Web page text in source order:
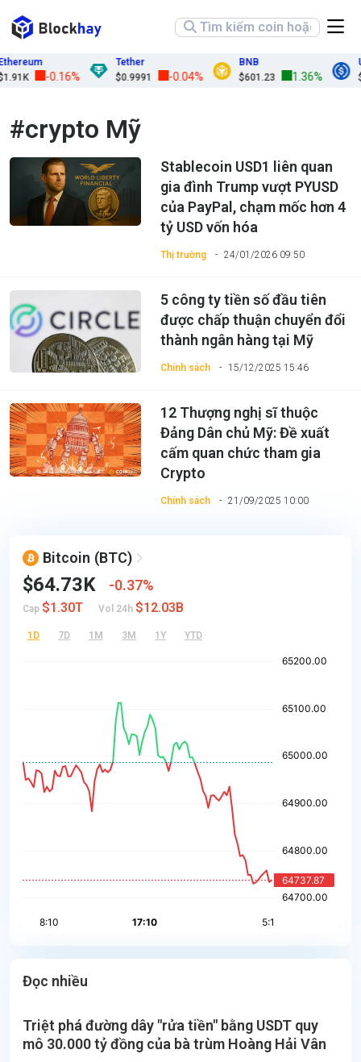
-0.16%
Tether
$0.9991
-0.04%
BNB
$601.23
1.36%
#crypto Mỹ
Thị trường 24/01/2026 09:50
Stablecoin USD1 liên quan
gia đình Trump vượt PYUSD
của PayPal, chạm mốc hơn 4
tỷ USD vốn hóa
Chính sách 15/12/2025 15:46
5 công ty tiền số đầu tiên
được chấp thuận chuyển đổi
thành ngân hàng tại Mỹ
Chính sách 21/09/2025 10:00
12 Thượng nghị sĩ thuộc
Đảng Dân chủ Mỹ: Đề xuất
cấm quan chức tham gia
Crypto
Bitcoin (BTC)
$64.73K 0.37%
Cap $1.30T Vol 24h $12.03B
1D 7D 1M 3M 1Y YTD
Đọc nhiều
Triệt phá đường dây "rửa tiền" bằng USDT quy
mô 30.000 tỷ đồng của bà trùm Hoàng Hải Vân